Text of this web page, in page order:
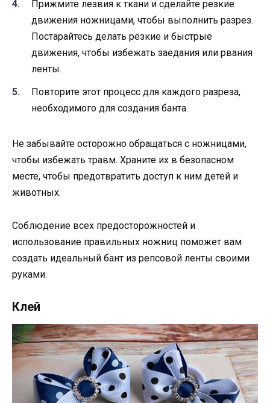
Прижмите лезвия к ткани и сделайте резкие
движения ножницами, чтобы выполнить разрез.
Постарайтесь делать резкие и быстрые
движения, чтобы избежать заедания или рвания
ленты.
Повторите этот процесс для каждого разреза,
необходимого для создания банта.
Не забывайте осторожно обращаться с ножницами,
чтобы избежать травм. Храните их в безопасном
месте, чтобы предотвратить доступ к ним детей и
животных.
Соблюдение всех предосторожностей и
использование правильных ножниц поможет вам
создать идеальный бант из репсовой ленты своими
руками.
Клей